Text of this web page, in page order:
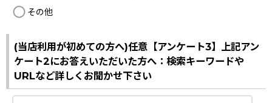
その他
(当店利用が初めての方へ)任意【アンケート3】上記アン
ケート2にお答えいただいた方へ：検索キーワードや
URLなど詳しくお聞かせ下さい